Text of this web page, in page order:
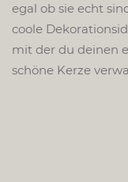
egal ob sie echt
coole
mit der du deinen
schöne Kerze